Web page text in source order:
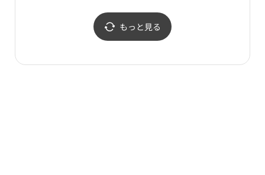
르 LF스퀘어 양주점)
이마트 LF스퀘어 양주점)
もっと見る